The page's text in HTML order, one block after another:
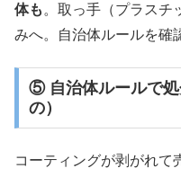
体も 。取っ手（プラスチ
みへ。自治体ルールを確
⑤ 自治体ルールで処
の）
コーティングが剥がれて